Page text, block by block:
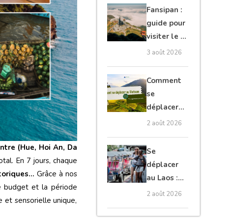
(Hue, Hoi An, Da
En 7 jours, chaque
Grâce à nos
budget et la période
et sensorielle unique,
découvrir
Fansipan :
guide pour
visiter le «
toit de
»
3 août 2026
Comment
se
déplacer
au
transports
et conseils
2 août 2026
Se
déplacer
au Laos :
bus, tuk-
bateau,
2 août 2026